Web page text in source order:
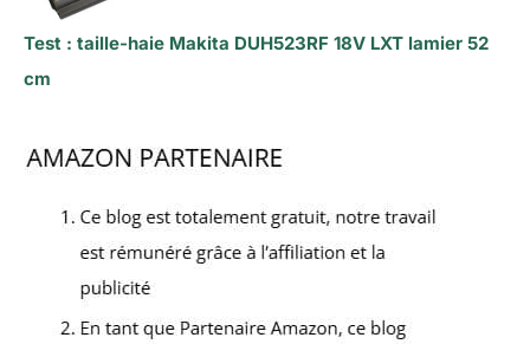
Test : taille-haie Makita DUH523RF 18V LXT lamier 52
cm